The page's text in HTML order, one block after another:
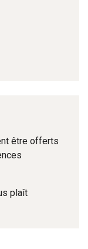
être offerts
plaît